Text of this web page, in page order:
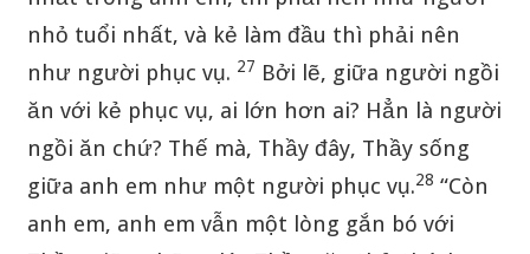
nhỏ tuổi nhất, và kẻ làm đầu thì phải nên
như người phục vụ. 27 Bởi lẽ, giữa người ngồi
ăn với kẻ phục vụ, ai lớn hơn ai? Hẳn là người
ngồi ăn chứ? Thế mà, Thầy đây, Thầy sống
giữa anh em như một người phục vụ.28 “Còn
anh em, anh em vẫn một lòng gắn bó với